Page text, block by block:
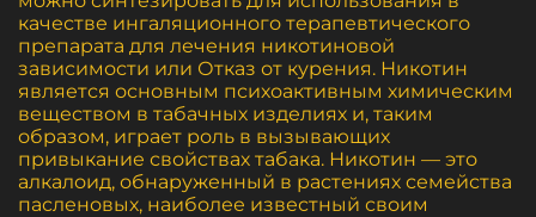
качестве ингаляционного терапевтического
препарата для лечения никотиновой
зависимости или Отказ от курения. Никотин
является основным психоактивным химическим
веществом в табачных изделиях и, таким
образом, играет роль в вызывающих
привыкание свойствах табака. Никотин — это
алкалоид, обнаруженный в растениях семейства
пасленовых, наиболее известный своим